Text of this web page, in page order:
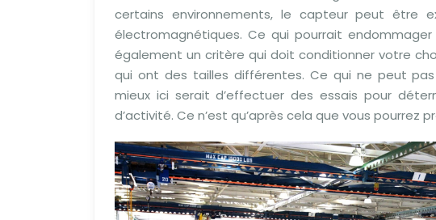
certains environnements, le capteur peut être
électromagnétiques. Ce qui pourrait
également un critère qui doit conditionner votre
qui ont des tailles différentes. Ce qui ne peut
mieux ici serait d’effectuer des essais pour
d’activité. Ce n’est qu’après cela que vous pourrez